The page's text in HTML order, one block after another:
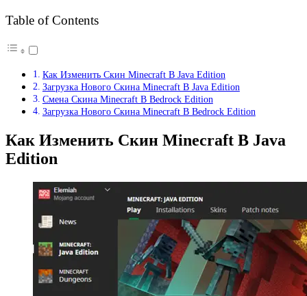
Table of Contents
Как Изменить Скин Minecraft В Java Edition
Загрузка Нового Скина Minecraft В Java Edition
Смена Скина Minecraft В Bedrock Edition
Загрузка Нового Скина Minecraft В Bedrock Edition
Как Изменить Скин Minecraft В Java
Edition